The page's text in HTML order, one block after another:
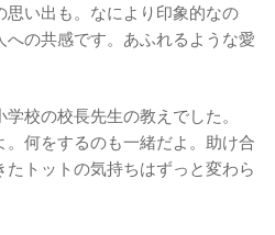
い出も。なにより印象的なの
の共感です。あふれるような愛
校の校長先生の教えでした。
。何をするのも一緒だよ。助け合
トットの気持ちはずっと変わら